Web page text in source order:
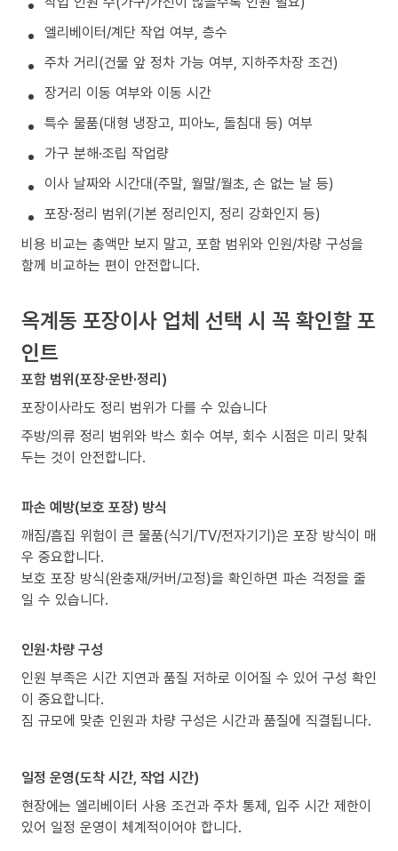
엘리베이터/계단 작업 여부, 층수
주차 거리(건물 앞 정차 가능 여부, 지하주차장 조건)
장거리 이동 여부와 이동 시간
특수 물품(대형 냉장고, 피아노, 돌침대 등) 여부
가구 분해·조립 작업량
이사 날짜와 시간대(주말, 월말/월초, 손 없는 날 등)
포장·정리 범위(기본 정리인지, 정리 강화인지 등)
비용 비교는 총액만 보지 말고, 포함 범위와 인원/차량 구성을
함께 비교하는 편이 안전합니다.
옥계동 포장이사 업체 선택 시 꼭 확인할 포
인트
포함 범위(포장·운반·정리)
포장이사라도 정리 범위가 다를 수 있습니다
주방/의류 정리 범위와 박스 회수 여부, 회수 시점은 미리 맞춰
두는 것이 안전합니다.
파손 예방(보호 포장) 방식
깨짐/흠집 위험이 큰 물품(식기/TV/전자기기)은 포장 방식이 매
우 중요합니다.
보호 포장 방식(완충재/커버/고정)을 확인하면 파손 걱정을 줄
일 수 있습니다.
인원·차량 구성
인원 부족은 시간 지연과 품질 저하로 이어질 수 있어 구성 확인
이 중요합니다.
짐 규모에 맞춘 인원과 차량 구성은 시간과 품질에 직결됩니다.
일정 운영(도착 시간, 작업 시간)
현장에는 엘리베이터 사용 조건과 주차 통제, 입주 시간 제한이
있어 일정 운영이 체계적이어야 합니다.